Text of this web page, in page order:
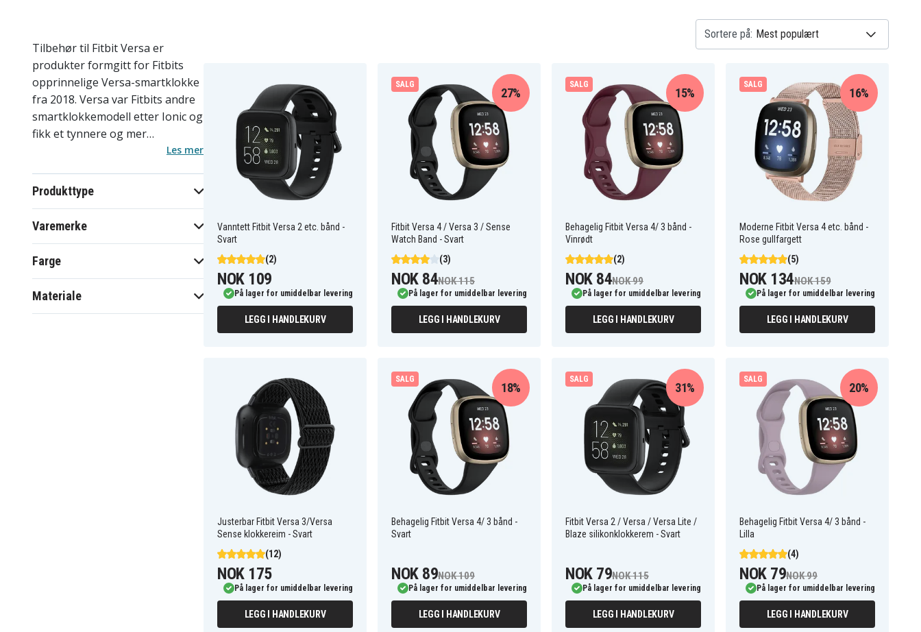
Tilbehør til Fitbit Versa er
produkter formgitt for Fitbits
opprinnelige Versa-smartklokke
fra 2018. Versa var Fitbits andre
smartklokkemodell etter Ionic og
fikk et tynnere og mer
prisgunstig format som ble
inkluderer klokkereimer, ladere
og skjermbeskyttere spesifikt for
modellen. Versa har proprietær
modellen og Versa Lite Edition,
Versa 2 fikk samme feste mens
Versa 3 og senere introduserte
nye konstruksjoner. Med tanke
Les mer
Produkttype
Varemerke
Farge
Materiale
Sortere på:
Vanntett Fitbit Versa 2 etc. bånd -
Svart
(2)
NOK 109
På lager for umiddelbar levering
LEGG I HANDLEKURV
SALG
Fitbit Versa 4 / Versa 3 / Sense
Watch Band - Svart
(3)
27%
NOK 84NOK 115
På lager for umiddelbar levering
LEGG I HANDLEKURV
SALG
Behagelig Fitbit Versa 4/ 3 bånd -
Vinrødt
(2)
15%
NOK 84NOK 99
På lager for umiddelbar levering
LEGG I HANDLEKURV
SALG
Moderne Fitbit Versa 4 etc. bånd -
Rose gullfargett
(5)
16%
NOK 134NOK 159
På lager for umiddelbar levering
LEGG I HANDLEKURV
Justerbar Fitbit Versa 3/Versa
Sense klokkereim - Svart
(12)
NOK 175
På lager for umiddelbar levering
LEGG I HANDLEKURV
SALG
Behagelig Fitbit Versa 4/ 3 bånd -
Svart
18%
NOK 89NOK 109
På lager for umiddelbar levering
LEGG I HANDLEKURV
SALG
Fitbit Versa 2 / Versa / Versa Lite /
Blaze silikonklokkerem - Svart
31%
NOK 79NOK 115
På lager for umiddelbar levering
LEGG I HANDLEKURV
SALG
Behagelig Fitbit Versa 4/ 3 bånd -
Lilla
(4)
20%
NOK 79NOK 99
På lager for umiddelbar levering
LEGG I HANDLEKURV